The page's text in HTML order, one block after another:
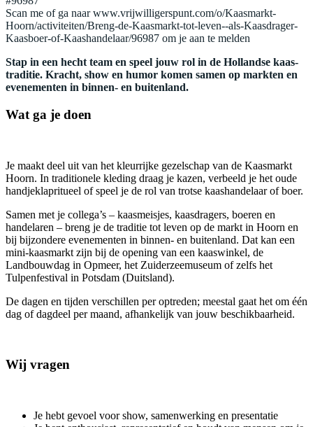
Scan me of ga naar www.vrijwilligerspunt.com/o/Kaasmarkt-
Hoorn/activiteiten/Breng-de-Kaasmarkt-tot-leven--als-Kaasdrager-
Kaasboer-of-Kaashandelaar/96987 om je aan te melden
Stap in een hecht team en speel jouw rol in de Hollandse kaas­
traditie. Kracht, show en humor komen samen op markten en
evenementen in binnen- en buitenland.
Wat ga je doen
Je maakt deel uit van het kleurrijke gezelschap van de Kaasmarkt
Hoorn. In traditionele kleding draag je kazen, verbeeld je het oude
handjeklapritueel of speel je de rol van trotse kaashandelaar of boer.
Samen met je collega’s – kaasmeisjes, kaasdragers, boeren en
handelaren – breng je de traditie tot leven op de markt in Hoorn en
bij bijzondere evenementen in binnen- en buitenland. Dat kan een
mini-kaasmarkt zijn bij de opening van een kaaswinkel, de
Landbouwdag in Opmeer, het Zuiderzeemuseum of zelfs het
Tulpenfestival in Potsdam (Duitsland).
De dagen en tijden verschillen per optreden; meestal gaat het om één
dag of dagdeel per maand, afhankelijk van jouw beschikbaarheid.
Wij vragen
Je hebt gevoel voor show, samenwerking en presentatie